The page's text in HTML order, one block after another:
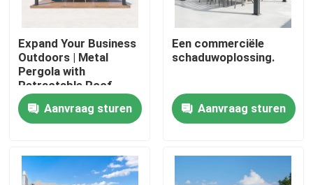
Huis
Expand Your Business
Outdoors | Metal
Pergola with
Retractable Roof
Aanvraag sturen
Een commerciële
schaduwoplossing.
Aanvraag sturen